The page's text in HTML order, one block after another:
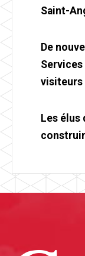
Saint-
De
visiteurs
Les